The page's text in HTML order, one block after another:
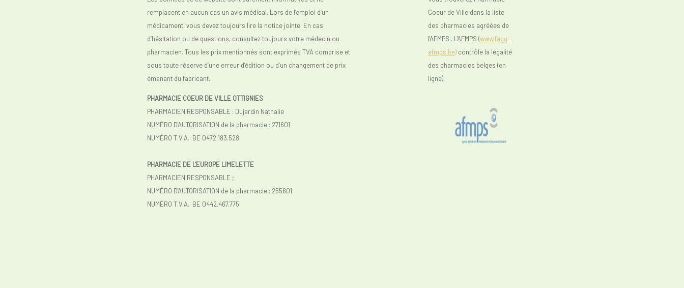
remplacent en aucun cas un avis médical. Lors de l’emploi d’un
médicament, vous devez toujours lire la notice jointe. En cas
d’hésitation ou de questions, consultez toujours votre médecin ou
pharmacien. Tous les prix mentionnés sont exprimés TVA comprise et
sous toute réserve d’une erreur d’édition ou d’un changement de prix
émanant du fabricant.
PHARMACIE COEUR DE VILLE OTTIGNIES
PHARMACIEN RESPONSABLE : Dujardin Nathalie
NUMÉRO D'AUTORISATION de la pharmacie : 271601
NUMÉRO T.V.A.: BE 0472.183.528
PHARMACIE DE L'EUROPE LIMELETTE
PHARMACIEN RESPONSABLE ;
NUMÉRO D'AUTORISATION de la pharmacie : 255601
NUMÉRO T.V.A.: BE 0442.467.775
Coeur de Ville dans la liste
des pharmacies agréées de
l'AFMPS . L'AFMPS (www.fagg-
afmps.be)contrôle la légalité
des pharmacies belges (en
ligne).